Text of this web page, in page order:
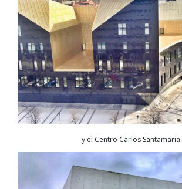
y el Centro Carlos Santamaria.